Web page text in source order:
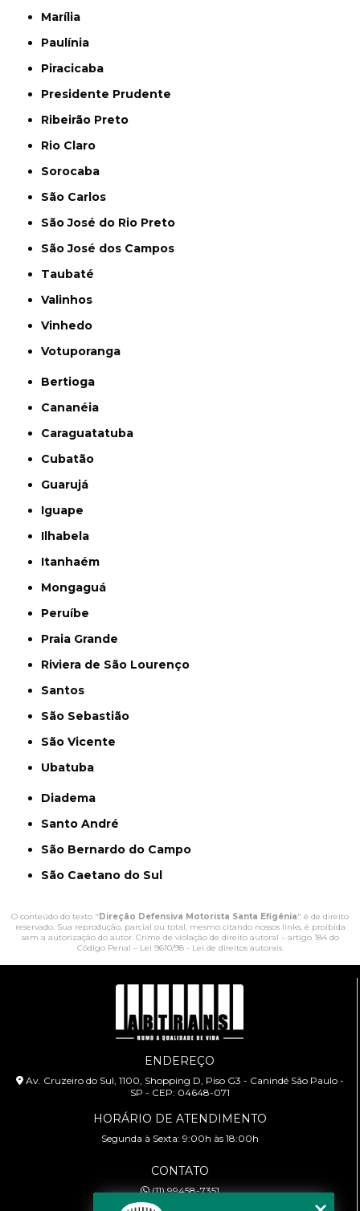
Marília
Paulínia
Piracicaba
Presidente Prudente
Ribeirão Preto
Rio Claro
Sorocaba
São Carlos
São José do Rio Preto
São José dos Campos
Taubaté
Valinhos
Vinhedo
Votuporanga
Bertioga
Cananéia
Caraguatatuba
Cubatão
Guarujá
Iguape
Ilhabela
Itanhaém
Mongaguá
Peruíbe
Praia Grande
Riviera de São Lourenço
Santos
São Sebastião
São Vicente
Ubatuba
Diadema
Santo André
São Bernardo do Campo
São Caetano do Sul
O conteúdo do texto " Direção Defensiva Motorista Santa Efigênia" é de direito
reservado. Sua reprodução, parcial ou total, mesmo citando nossos links, é proibida
sem a autorização do autor. Crime de violação de direito autoral – artigo 184 do
Código Penal – Lei 9610/98 - Lei de direitos autorais.
ENDEREÇO
Av. Cruzeiro do Sul, 1100, Shopping D, Piso G3 - Canindé São Paulo -
SP - CEP: 04648-071
HORÁRIO DE ATENDIMENTO
Segunda à Sexta: 9:00h às 18:00h
CONTATO
(11) 99458-7351